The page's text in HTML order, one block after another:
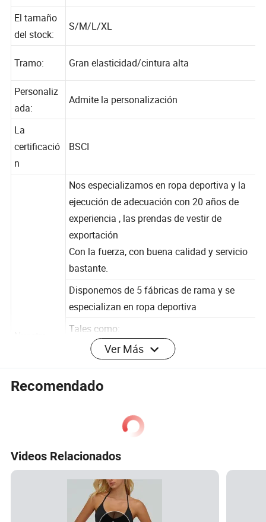
suministro:
El tamaño
del stock:
Personaliz
ada:
La
certificació
n
ventaja
Nos especializamos en ropa deportiva y la
ejecución de adecuación con 20 años de
experiencia , las prendas de vestir de
exportación
Con la fuerza, con buena calidad y servicio
bastante.
Disponemos de 5 fábricas de rama y se
especializan en ropa deportiva
Tales como:
El desgaste de yoga fitness /ejecutar
/uniforme escolar y el desgaste al aire libre
Chaquetas /chaquetas de invierno.
Mercado de EE.UU.: Alleson /Willson y
Footlocker/US.POLO /Zumba /Teamwear
Mercado : Australia Kagaroo
Ver Más
Recomendado
Videos Relacionados